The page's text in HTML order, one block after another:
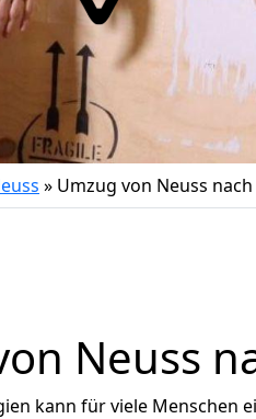
» Umzug von Neuss
Neuss
kann für viele Menschen